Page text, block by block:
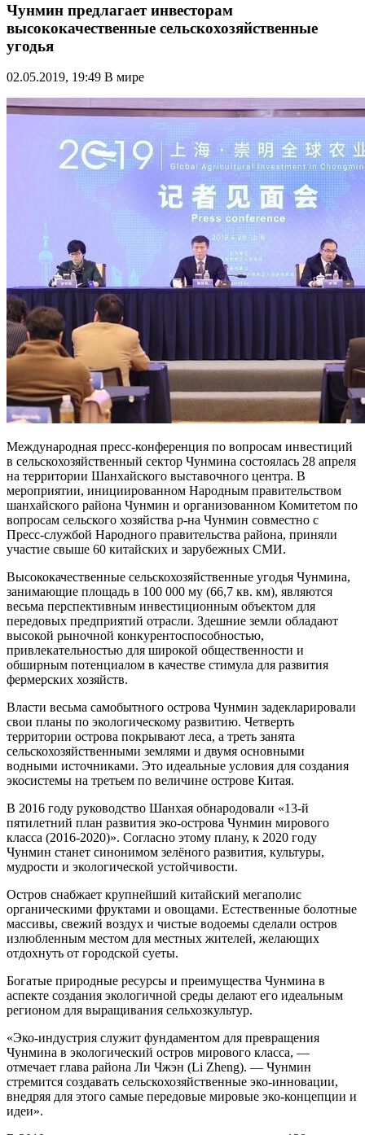
Чунмин предлагает инвесторам
высококачественные сельскохозяйственные
угодья
02.05.2019, 19:49 В мире
Международная пресс-конференция по вопросам инвестиций
в сельскохозяйственный сектор Чунмина состоялась 28 апреля
на территории Шанхайского выставочного центра. В
мероприятии, инициированном Народным правительством
шанхайского района Чунмин и организованном Комитетом по
вопросам сельского хозяйства р-на Чунмин совместно с
Пресс-службой Народного правительства района, приняли
участие свыше 60 китайских и зарубежных СМИ.
Высококачественные сельскохозяйственные угодья Чунмина,
занимающие площадь в 100 000 му (66,7 кв. км), являются
весьма перспективным инвестиционным объектом для
передовых предприятий отрасли. Здешние земли обладают
высокой рыночной конкурентоспособностью,
привлекательностью для широкой общественности и
обширным потенциалом в качестве стимула для развития
фермерских хозяйств.
Власти весьма самобытного острова Чунмин задекларировали
свои планы по экологическому развитию. Четверть
территории острова покрывают леса, а треть занята
сельскохозяйственными землями и двумя основными
водными источниками. Это идеальные условия для создания
экосистемы на третьем по величине острове Китая.
В 2016 году руководство Шанхая обнародовали «13-й
пятилетний план развития эко-острова Чунмин мирового
класса (2016-2020)». Согласно этому плану, к 2020 году
Чунмин станет синонимом зелёного развития, культуры,
мудрости и экологической устойчивости.
Остров снабжает крупнейший китайский мегаполис
органическими фруктами и овощами. Естественные болотные
массивы, свежий воздух и чистые водоемы сделали остров
излюбленным местом для местных жителей, желающих
отдохнуть от городской суеты.
Богатые природные ресурсы и преимущества Чунмина в
аспекте создания экологичной среды делают его идеальным
регионом для выращивания сельхозкультур.
«Эко-индустрия служит фундаментом для превращения
Чунмина в экологический остров мирового класса, —
отмечает глава района Ли Чжэн (Li Zheng). — Чунмин
стремится создавать сельскохозяйственные эко-инновации,
внедряя для этого самые передовые мировые эко-концепции и
идеи».